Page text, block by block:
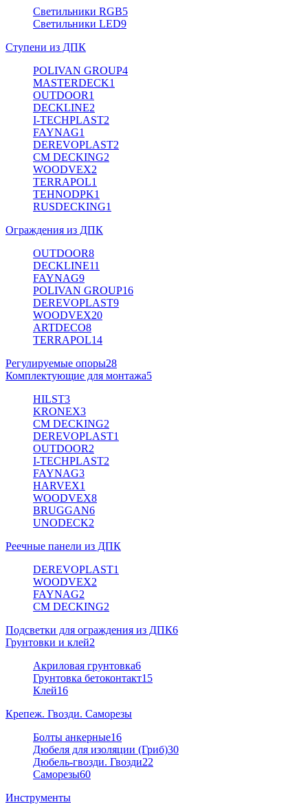
Светильники RGB5
Светильники LED9
Ступени из ДПК
POLIVAN GROUP4
MASTERDECK1
OUTDOOR1
DECKLINE2
I-TECHPLAST2
FAYNAG1
DEREVOPLAST2
CM DECKING2
WOODVEX2
TERRAPOL1
TEHNODPK1
RUSDECKING1
Ограждения из ДПК
OUTDOOR8
DECKLINE11
FAYNAG9
POLIVAN GROUP16
DEREVOPLAST9
WOODVEX20
ARTDECO8
TERRAPOL14
Регулируемые опоры28
Комплектующие для монтажа5
HILST3
KRONEX3
CM DECKING2
DEREVOPLAST1
OUTDOOR2
I-TECHPLAST2
FAYNAG3
HARVEX1
WOODVEX8
BRUGGAN6
UNODECK2
Реечные панели из ДПК
DEREVOPLAST1
WOODVEX2
FAYNAG2
CM DECKING2
Подсветки для ограждения из ДПК6
Грунтовки и клей2
Акриловая грунтовка6
Грунтовка бетоконтакт15
Клей16
Крепеж. Гвозди. Саморезы
Болты анкерные16
Дюбеля для изоляции (Гриб)30
Дюбель-гвозди. Гвозди22
Саморезы60
Инструменты